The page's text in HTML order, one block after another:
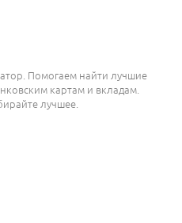
Помогаем найти лучшие
картам и вкладам.
лучшее.